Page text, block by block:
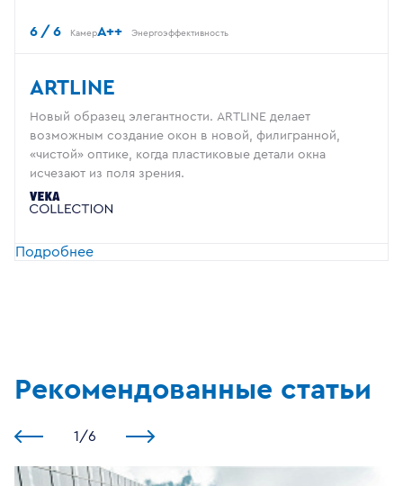
6 / 6 КамерA++ Энергоэффективность
ARTLINE
Новый образец элегантности. ARTLINE делает
возможным создание окон в новой, филигранной,
«чистой» оптике, когда пластиковые детали окна
исчезают из поля зрения.
Подробнее
Рекомендованные статьи
1 /6